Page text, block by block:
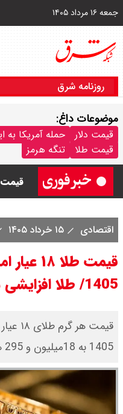
جمعه ۱۶ مرداد ۱۴۰۵
روزنامه شرق
موضوعات داغ:
قیمت دلار حمله آمریکا به
قیمت طلا
تنگه هرمز ۱۴۰۵ اعلام شد + جدول
۱۴۰۵/ صعود طلا ادامه‌دار شد
۱۴۰۵ اعلام شد/ طلا بر مدار صعود
/
اقتصادی ۱۵ خرداد ۱۴۰۵
1405/ طلا افزایشی شد
1405 به 18میلیون و 295 هزار و 400 تومان رسید.